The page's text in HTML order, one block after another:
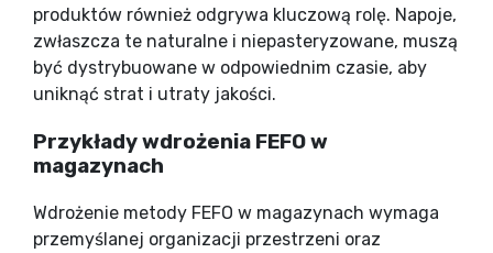
produktów również odgrywa kluczową rolę. Napoje,
zwłaszcza te naturalne i niepasteryzowane, muszą
być dystrybuowane w odpowiednim czasie, aby
uniknąć strat i utraty jakości.
Przykłady wdrożenia FEFO w
magazynach
Wdrożenie metody FEFO w magazynach wymaga
przemyślanej organizacji przestrzeni oraz